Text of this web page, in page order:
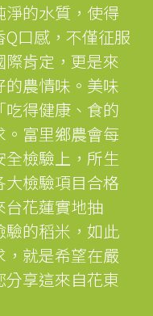
淨的水質，使得
口感，不僅征服
肯定，更是來
的農情味。美味
得健康、食的
富里鄉農會每
檢驗上，所生
檢驗項目合格
台花蓮實地抽
的稻米，如此
就是希望在嚴
享這來自花東